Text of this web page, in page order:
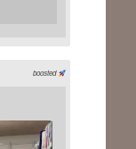
boosted